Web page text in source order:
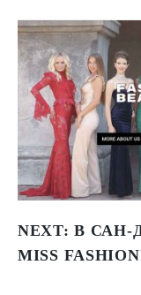
NEXT: В САН-
MISS